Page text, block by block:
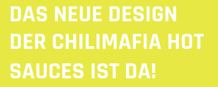
DAS NEUE DESIGN
DER CHILIMAFIA HOT
SAUCES IST DA!